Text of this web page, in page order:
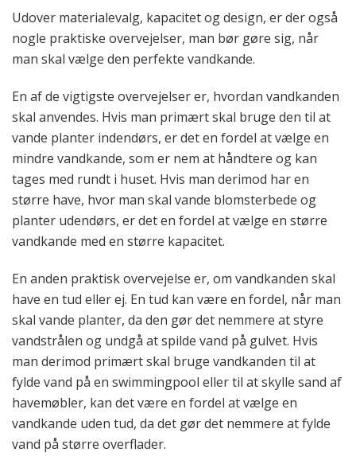
Udover materialevalg, kapacitet og design, er der også
nogle praktiske overvejelser, man bør gøre sig, når
man skal vælge den perfekte vandkande.
En af de vigtigste overvejelser er, hvordan vandkanden
skal anvendes. Hvis man primært skal bruge den til at
vande planter indendørs, er det en fordel at vælge en
mindre vandkande, som er nem at håndtere og kan
tages med rundt i huset. Hvis man derimod har en
større have, hvor man skal vande blomsterbede og
planter udendørs, er det en fordel at vælge en større
vandkande med en større kapacitet.
En anden praktisk overvejelse er, om vandkanden skal
have en tud eller ej. En tud kan være en fordel, når man
skal vande planter, da den gør det nemmere at styre
vandstrålen og undgå at spilde vand på gulvet. Hvis
man derimod primært skal bruge vandkanden til at
fylde vand på en swimmingpool eller til at skylle sand af
havemøbler, kan det være en fordel at vælge en
vandkande uden tud, da det gør det nemmere at fylde
vand på større overflader.